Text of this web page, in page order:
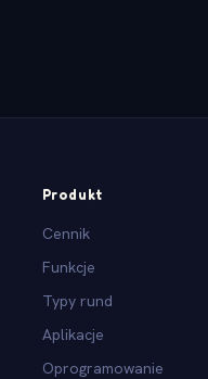
Produkt
Cennik
Funkcje
Typy rund
Aplikacje
Oprogramowanie